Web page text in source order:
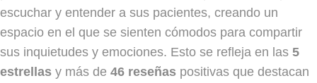
escuchar y entender a sus pacientes, creando un
espacio en el que se sienten cómodos para compartir
sus inquietudes y emociones. Esto se refleja en las 5
estrellas y más de 46 reseñas positivas que destacan